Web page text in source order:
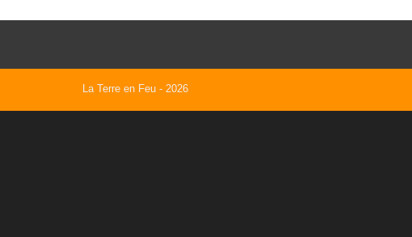
La Terre en Feu - 2026